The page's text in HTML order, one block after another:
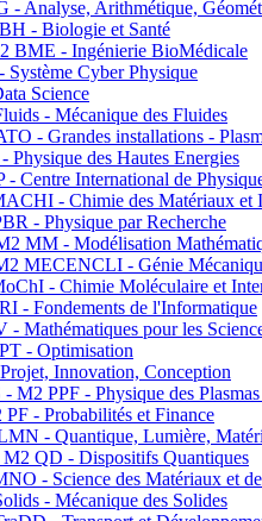
Analyse, Arithmétique,
- Biologie et Santé
BME - Ingénierie BioMédicale
Cyber Physique
Science
- Mécanique des Fluides
- Grandes installations -
des Hautes Energies
Centre International de
- Chimie des Matériaux et
- Physique par Recherche
MM - Modélisation
MECENCLI - Génie
- Chimie Moléculaire et
- Fondements de l'Informatique
Mathématiques pour les
- Optimisation
Innovation, Conception
PPF - Physique des Plasmas
- Probabilités et Finance
- Quantique, Lumière,
QD - Dispositifs Quantiques
- Science des Matériaux et
- Mécanique des Solides